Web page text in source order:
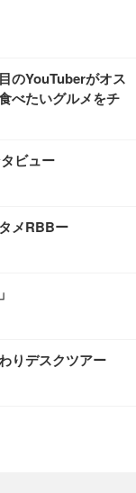
のYouTuberがオス
べたいグルメをチ
ビュー
メRBBー
りデスクツアー